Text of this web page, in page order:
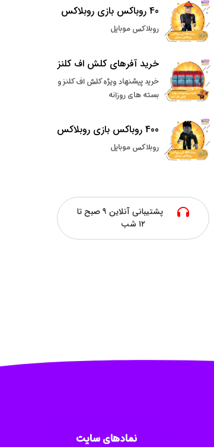
40 روباکس بازی روبلاکس
روبلاکس موبایل
خرید آفرهای کلش اف کلنز
خرید پیشنهاد ویژه کلش اف کلنز و
بسته های روزانه
400 روباکس بازی روبلاکس
روبلاکس موبایل
پشتیبانی آنلاین ۹ صبح تا
۱۲ شب
نمادهای سایت